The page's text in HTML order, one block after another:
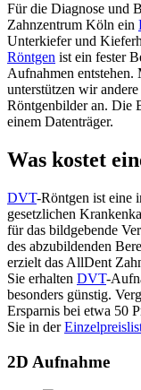
Für die Diagnose und
Zahnzentrum Köln ein
Unterkiefer und
Röntgen ist ein fester
Aufnahmen entstehen.
unterstützen wir
Röntgenbilder an. Die
einem Datenträger.
Was kostet
DVT-Röntgen ist eine
gesetzlichen
für das bildgebende
des abzubildenden
erzielt das AllDent
Sie erhalten DVT-
besonders günstig.
Ersparnis bei etwa 50
Sie in der
2D Aufnahme